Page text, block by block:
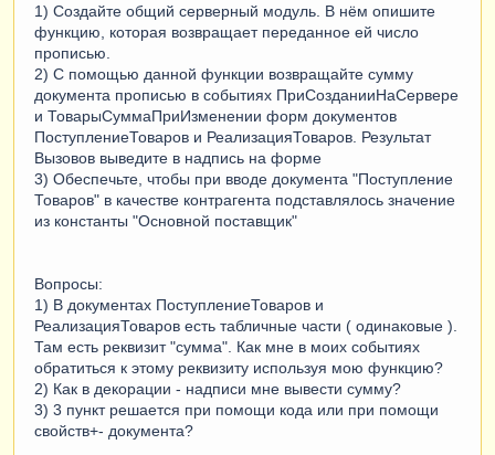
1) Создайте общий серверный модуль. В нём опишите
функцию, которая возвращает переданное ей число
прописью.
2) С помощью данной функции возвращайте сумму
документа прописью в событиях ПриСозданииНаСервере
и ТоварыСуммаПриИзменении форм документов
ПоступлениеТоваров и РеализацияТоваров. Результат
Вызовов выведите в надпись на форме
3) Обеспечьте, чтобы при вводе документа "Поступление
Товаров" в качестве контрагента подставлялось значение
из константы "Основной поставщик"
Вопросы:
1) В документах ПоступлениеТоваров и
РеализацияТоваров есть табличные части ( одинаковые ).
Там есть реквизит "сумма". Как мне в моих событиях
обратиться к этому реквизиту используя мою функцию?
2) Как в декорации - надписи мне вывести сумму?
3) 3 пункт решается при помощи кода или при помощи
свойств+- документа?